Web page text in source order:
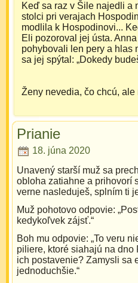
Keď sa raz v Šile najedli a
stolci pri verajach
modlila k Hospodinovi...
Eli pozoroval jej ústa.
pohybovali len pery a hlas
sa jej spýtal: „Dokedy
Ženy nevedia, čo chcú,
Prianie
18. júna 2020
Unavený starší muž sa
obloha zatiahne a prihovorí
verne nasleduješ, splním ti
Muž pohotovo odpovie:
kedykoľvek zájsť.“
Boh mu odpovie: „To veru
piliere, ktoré siahajú na dno
ich postavenie? Zamysli sa
jednoduchšie.“